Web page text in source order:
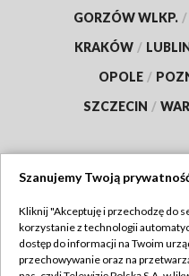
GORZÓW WLKP. /
KRAKÓW /
OPOLE /
SZCZECIN /
Abonament TVP
Szanujemy Twoją
Kliknij "Akceptuję i przechodzę do
korzystanie z technologii
dostęp do informacji na Twoim
przechowywanie oraz na